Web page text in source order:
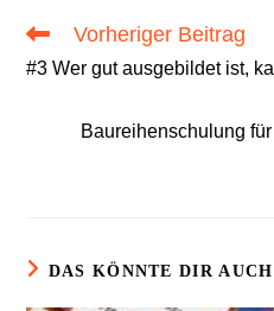
Weitere
ansehen
Vorheriger Beitrag
#3 Wer gut ausgebildet ist,
Baureihenschulung
DAS KÖNNTE DIR